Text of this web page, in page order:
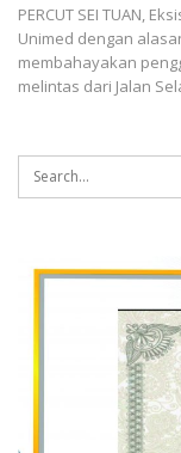
PERCUT SEI TUAN,
Unimed dengan
membahayakan
melintas dari Jalan